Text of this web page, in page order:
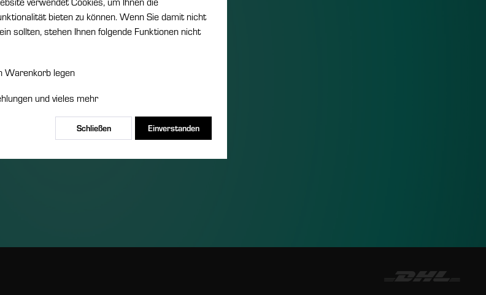
bieten zu können. Wenn Sie damit nicht
sollten, stehen Ihnen folgende Funktionen nicht
Warenkorb legen
und vieles mehr
Einverstanden
Schließen